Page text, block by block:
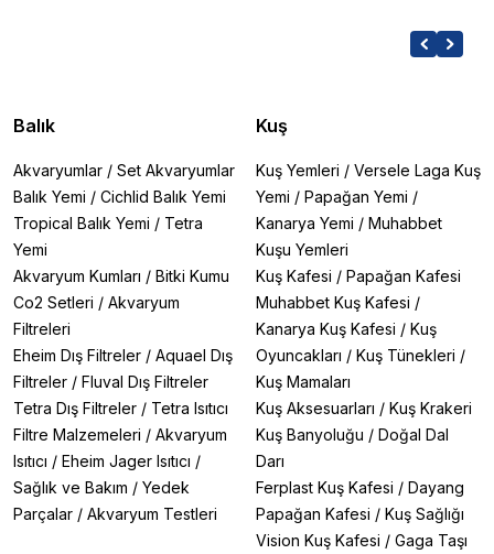
Balık
Akvaryumlar / Set Akvaryumlar
Balık Yemi / Cichlid Balık Yemi
Tropical Balık Yemi / Tetra
Yemi
Akvaryum Kumları / Bitki Kumu
Co2 Setleri / Akvaryum
Filtreleri
Eheim Dış Filtreler / Aquael Dış
Filtreler / Fluval Dış Filtreler
Tetra Dış Filtreler / Tetra Isıtıcı
Filtre Malzemeleri / Akvaryum
Isıtıcı / Eheim Jager Isıtıcı /
Sağlık ve Bakım / Yedek
Parçalar / Akvaryum Testleri
Kuş
Kuş Yemleri / Versele Laga Kuş
Yemi / Papağan Yemi /
Kanarya Yemi / Muhabbet
Kuşu Yemleri
Kuş Kafesi / Papağan Kafesi
Muhabbet Kuş Kafesi /
Kanarya Kuş Kafesi / Kuş
Oyuncakları / Kuş Tünekleri /
Kuş Mamaları
Kuş Aksesuarları / Kuş Krakeri
Kuş Banyoluğu / Doğal Dal
Darı
Ferplast Kuş Kafesi / Dayang
Papağan Kafesi / Kuş Sağlığı
Vision Kuş Kafesi / Gaga Taşı